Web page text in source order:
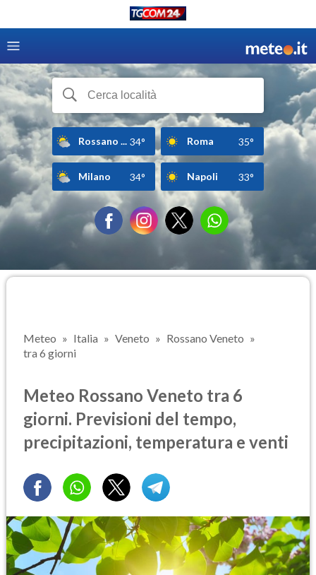
Rossano ... 34° Roma 35°
Milano 34° Napoli 33°
Meteo Italia Veneto
Rossano Veneto
tra 6 giorni
Meteo Rossano Veneto tra 6
giorni. Previsioni del tempo,
precipitazioni, temperatura e venti